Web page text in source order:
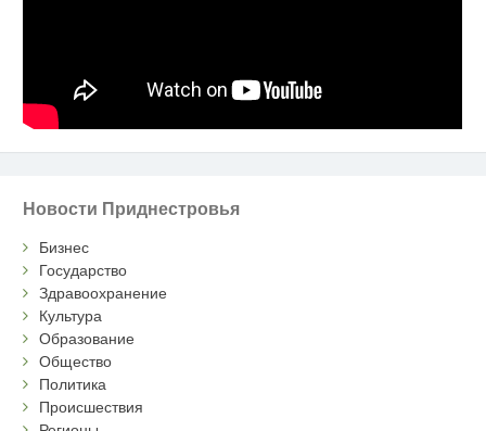
Новости Приднестровья
Бизнес
Государство
Здравоохранение
Культура
Образование
Общество
Политика
Происшествия